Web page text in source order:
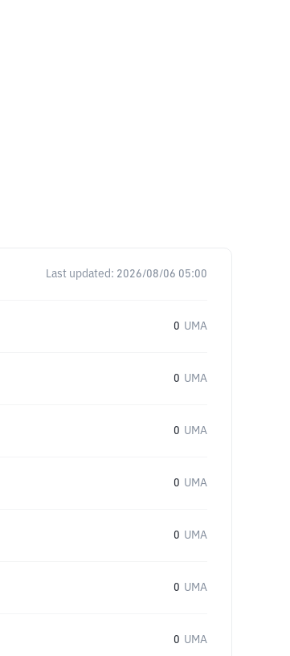
Last updated: 2026/08/06 05:00
0 UMA
0 UMA
0 UMA
0 UMA
0 UMA
0 UMA
0 UMA